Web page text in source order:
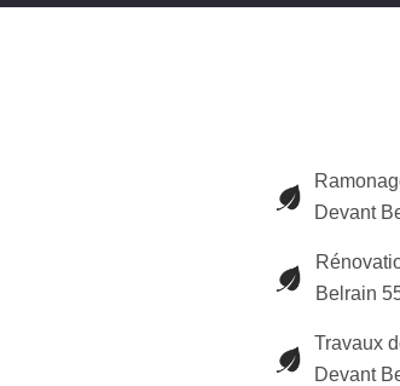
Devant
Belrain
Travaux
Devant